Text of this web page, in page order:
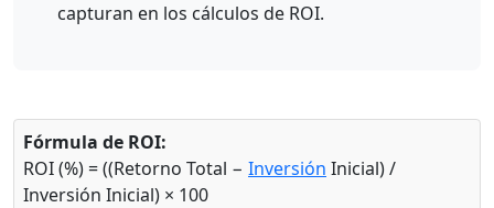
capturan en los cálculos de ROI.
Fórmula de ROI:
ROI (%) = ((Retorno Total − Inversión Inicial) /
Inversión Inicial) × 100